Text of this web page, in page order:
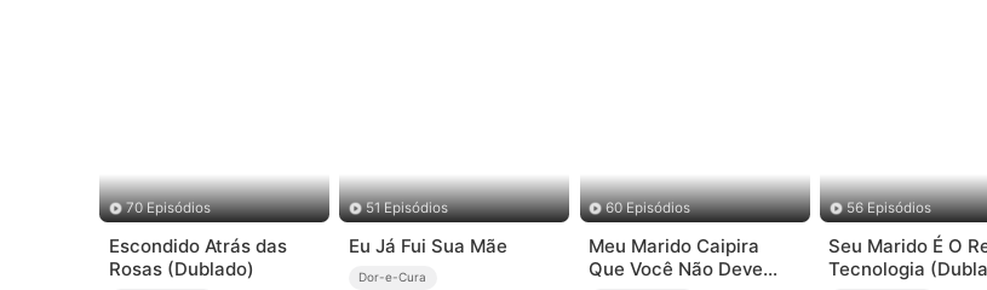
70 Episódios
Escondido Atrás das
Rosas (Dublado)
51 Episódios
Eu Já Fui Sua Mãe
Dor-e-Cura
60 Episódios
Meu Marido Caipira
Que Você Não Deve
56 Episódios
Seu Marido É O
Tecnologia